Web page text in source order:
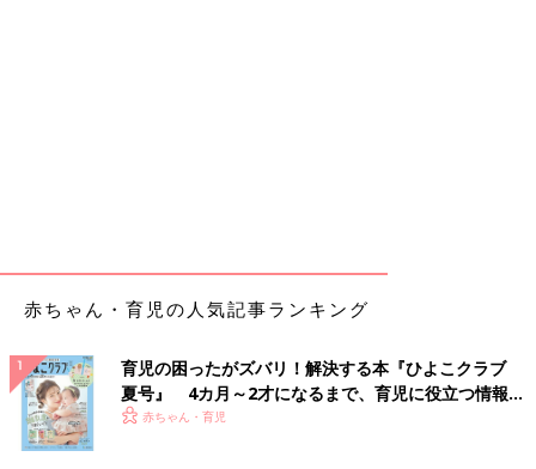
赤ちゃん・育児の人気記事ランキング
育児の困ったがズバリ！解決する本『ひよこクラブ
夏号』 4カ月～2才になるまで、育児に役立つ情報が
いっぱい！
赤ちゃん・育児